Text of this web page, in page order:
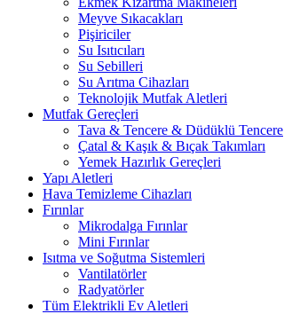
Meyve Sıkacakları
Pişiriciler
Su Isıtıcıları
Su Sebilleri
Su Arıtma Cihazları
Teknolojik Mutfak Aletleri
Mutfak Gereçleri
Tava & Tencere & Düdüklü Tencere
Çatal & Kaşık & Bıçak Takımları
Yemek Hazırlık Gereçleri
Yapı Aletleri
Hava Temizleme Cihazları
Fırınlar
Mikrodalga Fırınlar
Mini Fırınlar
Isıtma ve Soğutma Sistemleri
Vantilatörler
Radyatörler
Tüm Elektrikli Ev Aletleri